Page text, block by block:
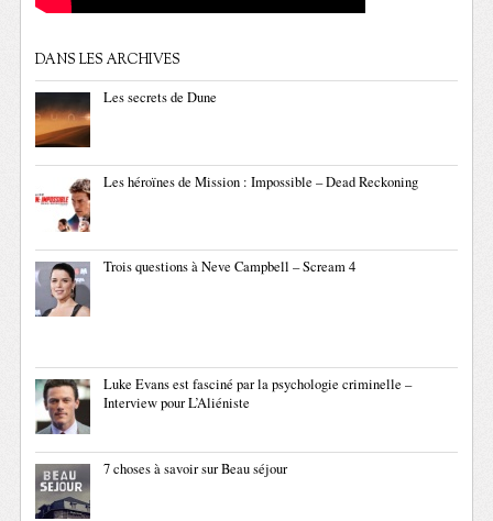
DANS LES ARCHIVES
Les secrets de Dune
Les héroïnes de Mission : Impossible – Dead Reckoning
Trois questions à Neve Campbell – Scream 4
Luke Evans est fasciné par la psychologie criminelle –
Interview pour L’Aliéniste
7 choses à savoir sur Beau séjour